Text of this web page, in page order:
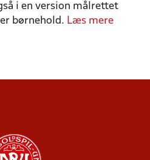
i en version målrettet
børnehold. Læs mere
SKRIDT MOD
KURSER